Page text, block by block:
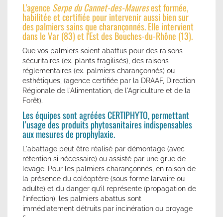
L'agence Serpe du Cannet-des-Mauresest formée,
habilitée et certifiée pour intervenir aussi bien sur
des palmiers sains que charançonnés. Elle intervient
dans le Var (83) et l'Est des Bouches-du-Rhône (13).
Que vos palmiers soient abattus pour des raisons
sécuritaires (ex. plants fragilisés), des raisons
réglementaires (ex. palmiers charançonnés) ou
esthétiques, (agence certifiée par la DRAAF, Direction
Régionale de l'Alimentation, de l'Agriculture et de la
Forêt).
Les équipes sont agréées CERTIPHYTO, permettant
l’usage des produits phytosanitaires indispensables
aux mesures de prophylaxie.
L'abattage peut être réalisé par démontage (avec
rétention si nécessaire) ou assisté par une grue de
levage. Pour les palmiers charançonnés, en raison de
la présence du coléoptère (sous forme larvaire ou
adulte) et du danger qu’il représente (propagation de
l’infection), les palmiers abattus sont
immédiatement détruits par incinération ou broyage